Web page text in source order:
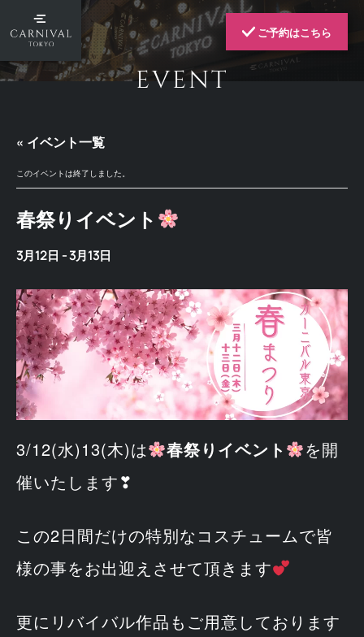
ご予約はこちら
EVENT
« イベント一覧
このイベントは終了しました。
春祭りイベント
3月12日 -3月13日
3/12(水)13(木)は 春祭りイベント
を開
催いたします❣
この2日間だけの特別なコスチュームで皆
様の事をお出迎えさせて頂きます
更にリバイバル作品もご用意しております